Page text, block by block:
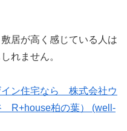
居が高く感じている人は
れません。
イン住宅なら 株式会社ウ
R+house柏の葉） (well-